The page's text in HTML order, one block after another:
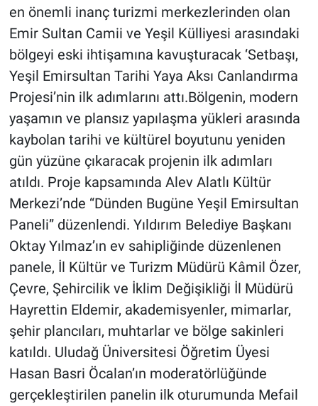
en önemli inanç turizmi merkezlerinden olan
Emir Sultan Camii ve Yeşil Külliyesi arasındaki
bölgeyi eski ihtişamına kavuşturacak ‘Setbaşı,
Yeşil Emirsultan Tarihi Yaya Aksı Canlandırma
Projesi’nin ilk adımlarını attı.Bölgenin, modern
yaşamın ve plansız yapılaşma yükleri arasında
kaybolan tarihi ve kültürel boyutunu yeniden
gün yüzüne çıkaracak projenin ilk adımları
atıldı. Proje kapsamında Alev Alatlı Kültür
Merkezi’nde “Dünden Bugüne Yeşil Emirsultan
Paneli” düzenlendi. Yıldırım Belediye Başkanı
Oktay Yılmaz’ın ev sahipliğinde düzenlenen
panele, İl Kültür ve Turizm Müdürü Kâmil Özer,
Çevre, Şehircilik ve İklim Değişikliği İl Müdürü
Hayrettin Eldemir, akademisyenler, mimarlar,
şehir plancıları, muhtarlar ve bölge sakinleri
katıldı. Uludağ Üniversitesi Öğretim Üyesi
Hasan Basri Öcalan’ın moderatörlüğünde
gerçekleştirilen panelin ilk oturumunda Mefail